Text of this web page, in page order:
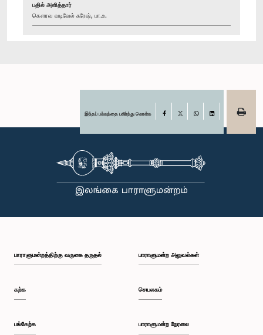
பதில் அளித்தார்
கௌரவ வடிவேல் சுரேஷ், பா.உ.
இந்தப் பக்கத்தை பகிர்ந்து கொள்க Facebook
பாராளுமன்றத்திற்கு வருகை தருதல்
கற்க
பங்கேற்க
பாராளுமன்ற அலுவல்கள்
செயலகம்
பாராளுமன்ற நேரலை